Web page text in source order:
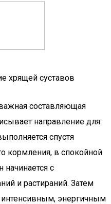
хрящей суставов
составляющая
направление для
спустя
кормления, в спокойной
с
и растираний. Затем
интенсивным, энергичным